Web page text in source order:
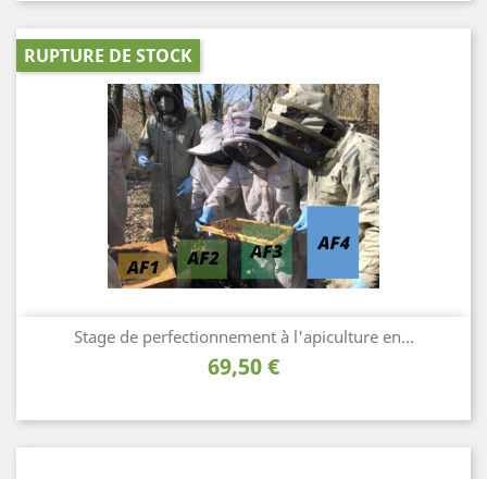
Stage de perfectionnement à l'apiculture en...
Prix
69,50 €
RUPTURE DE STOCK